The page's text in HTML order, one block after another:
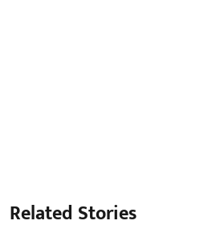
Related Stories